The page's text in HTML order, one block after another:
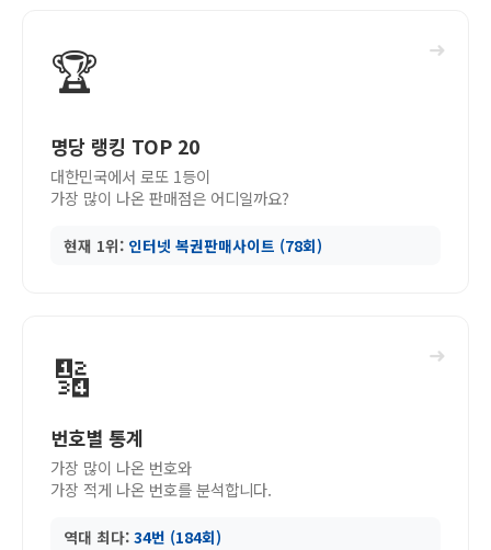
➜
🏆
명당 랭킹 TOP 20
대한민국에서 로또 1등이
가장 많이 나온 판매점은 어디일까요?
현재 1위: 인터넷 복권판매사이트 (78회)
➜
🔢
번호별 통계
가장 많이 나온 번호와
가장 적게 나온 번호를 분석합니다.
역대 최다: 34번 (184회)